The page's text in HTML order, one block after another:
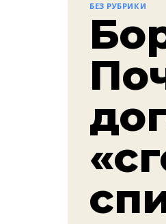
БЕЗ РУБРИКИ